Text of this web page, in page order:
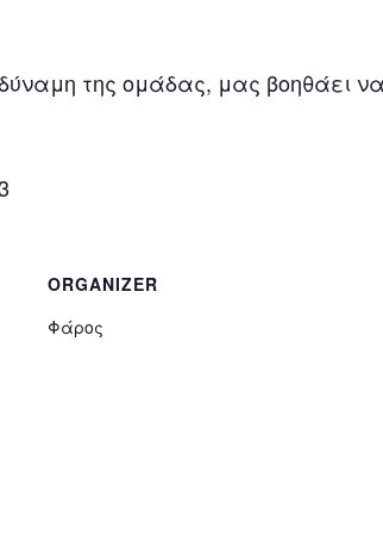
της ομάδας, μας βοηθάει
ORGANIZER
Φάρος